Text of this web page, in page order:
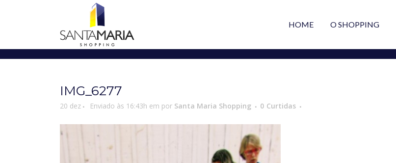
HOME O SHOPPING
IMG_6277
20 dez Enviado às 16:43h em por Santa Maria Shopping 0 Curtidas